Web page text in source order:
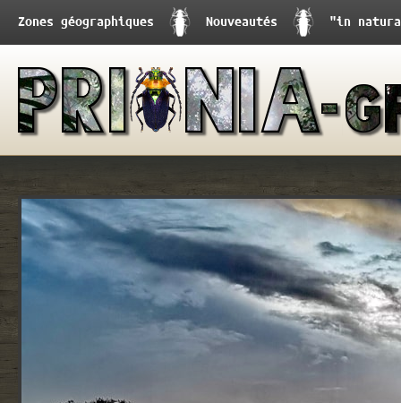
Zones géographiques Nouveautés "in